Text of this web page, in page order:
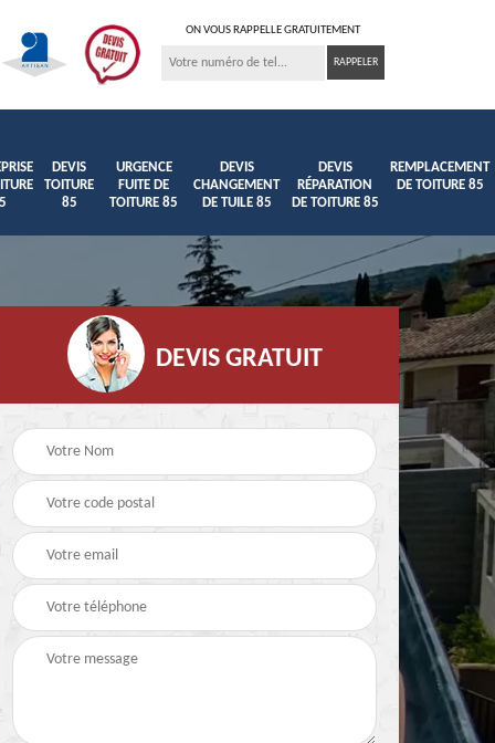
ON VOUS RAPPELLE GRATUITEMENT
DEVIS
TOITURE
85
URGENCE
FUITE DE
TOITURE 85
DEVIS
CHANGEMENT
DE TUILE 85
DEVIS
RÉPARATION
DE TOITURE 85
REMPLACEMENT
DE TOITURE 85
Hydrofuge coloré pour
toiture 85
Démoussage
nettoyage de tuile 85
DEVIS GRATUIT